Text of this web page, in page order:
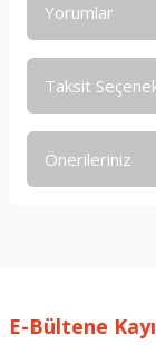
Yorumlar
Taksit
Önerileriniz
Ürün resmi
E-Bültene